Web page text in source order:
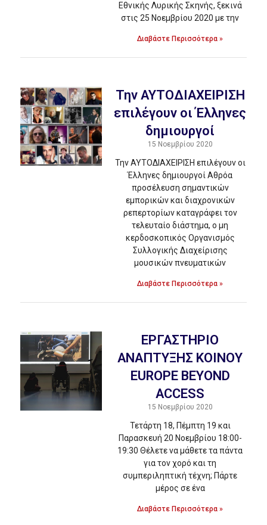
Εθνικής Λυρικής Σκηνής, ξεκινά
στις 25 Νοεμβρίου 2020 με την
Διαβάστε Περισσότερα »
Την ΑΥΤΟΔΙΑΧΕΙΡΙΣΗ
επιλέγουν οι Έλληνες
δημιουργοί
15 Νοεμβρίου 2020
Την ΑΥΤΟΔΙΑΧΕΙΡΙΣΗ επιλέγουν οι
Έλληνες δημιουργοί Αθρόα
προσέλευση σημαντικών
εμπορικών και διαχρονικών
ρεπερτορίων καταγράφει τον
τελευταίο διάστημα, ο μη
κερδοσκοπικός Οργανισμός
Συλλογικής Διαχείρισης
μουσικών πνευματικών
Διαβάστε Περισσότερα »
ΕΡΓΑΣΤΗΡΙΟ
ΑΝΑΠΤΥΞΗΣ ΚΟΙΝΟΥ
EUROPE BEYOND
ACCESS
15 Νοεμβρίου 2020
Τετάρτη 18, Πέμπτη 19 και
Παρασκευή 20 Νοεμβρίου 18:00-
19:30 Θέλετε να μάθετε τα πάντα
για τον χορό και τη
συμπεριληπτική τέχνη; Πάρτε
μέρος σε ένα
Διαβάστε Περισσότερα »